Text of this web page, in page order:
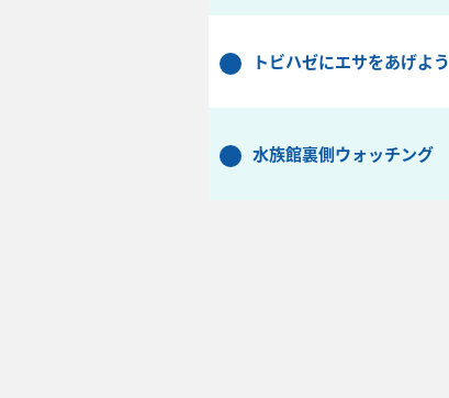
トビハゼにエサをあげよう
水族館裏側ウォッチング